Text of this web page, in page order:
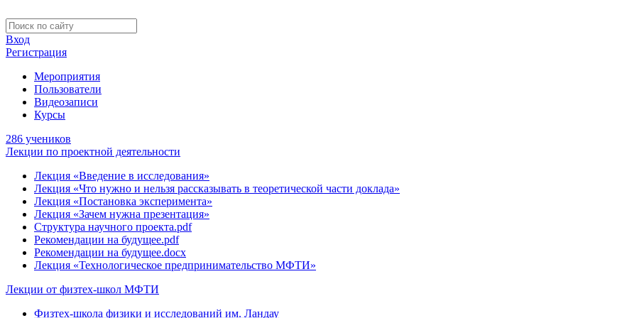
Вход
Регистрация
Мероприятия
Пользователи
Видеозаписи
Курсы
286 учеников
Лекции по проектной деятельности
Лекция «Введение в исследования»
Лекция «Что нужно и нельзя рассказывать в теоретической части доклада»
Лекция «Постановка эксперимента»
Лекция «Зачем нужна презентация»
Структура научного проекта.pdf
Рекомендации на будущее.pdf
Рекомендации на будущее.docx
Лекция «Технологическое предпринимательство МФТИ»
Лекции от физтех-школ МФТИ
Физтех-школа физики и исследований им. Ландау